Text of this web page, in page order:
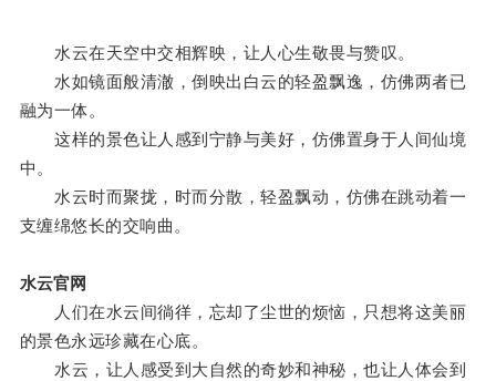
水云在天空中交相辉映，让人心生敬畏与赞叹。
水如镜面般清澈，倒映出白云的轻盈飘逸，仿佛两者已
融为一体。
这样的景色让人感到宁静与美好，仿佛置身于人间仙境
中。
水云时而聚拢，时而分散，轻盈飘动，仿佛在跳动着一
支缠绵悠长的交响曲。
水云官网
人们在水云间徜徉，忘却了尘世的烦恼，只想将这美丽
的景色永远珍藏在心底。
水云，让人感受到大自然的奇妙和神秘，也让人体会到